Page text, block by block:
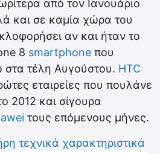
από τον Ιανουάριο
και σε καμία χώρα του
αν και ήταν το
8 smartphone που
τέλη Αυγούστου. HTC
εταιρείες που πουλάνε
2012 και σίγουρα
τους επόμενους μήνες.
τεχνικά χαρακτηριστικά